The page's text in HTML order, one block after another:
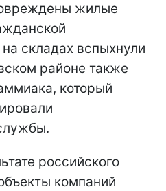
жилые
складах вспыхнули
районе также
который
российского
компаний